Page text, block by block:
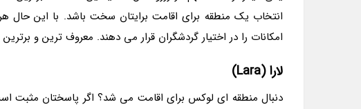
انتخاب یک منطقه برای اقامت برایتان سخت باشد. با این حال
امکانات را در اختیار گردشگران قرار می دهند. معروف ترین و برترین
لارا (Lara)
دنبال منطقه ای لوکس برای اقامت می شد؟ اگر پاسختان مثبت